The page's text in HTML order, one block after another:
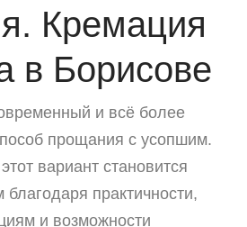
Кремация
в Борисове
и всё более
прощания с усопшим.
вариант становится
практичности,
и возможности